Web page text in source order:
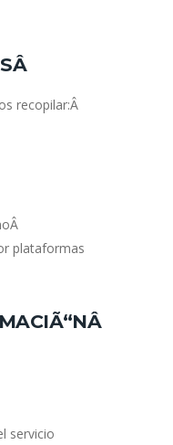
recopilar:Â
plataformas
servicio